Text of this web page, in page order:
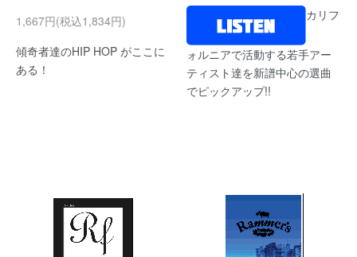
1,667円(税込1,834円)
傾奇者達のHIP HOP がここに
ある！
カリフ
ォルニアで活動する若手アー
ティスト達を新譜中心の選曲
でピックアップ!!